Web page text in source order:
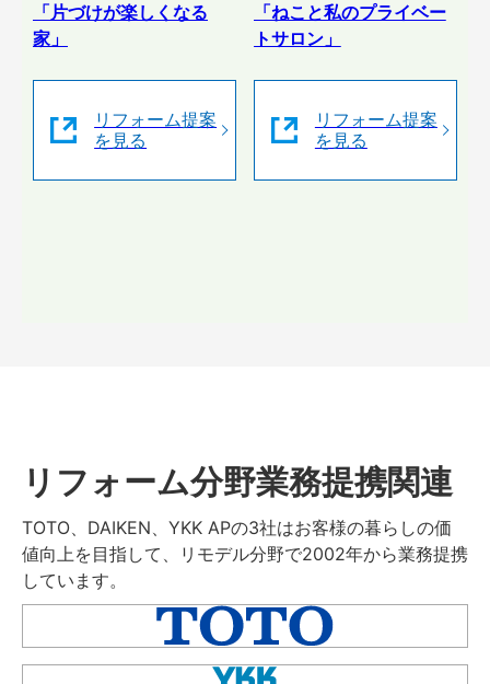
「片づけが楽しくなる
家」
リフォーム提案
を見る
「ねこと私のプライベー
トサロン」
リフォーム提案
を見る
リフォーム分野業務提携関連
TOTO、DAIKEN、YKK APの3社はお客様の暮らしの価
値向上を目指して、リモデル分野で2002年から業務提携
しています。